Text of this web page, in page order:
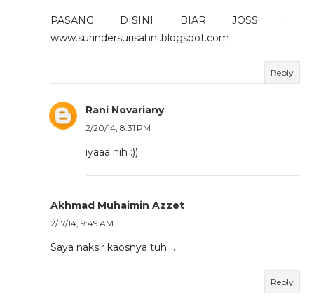
PASANG DISINI BIAR JOSS ;
www.surindersurisahni.blogspot.com
Reply
Rani Novariany
2/20/14, 8:31 PM
iyaaa nih :))
Akhmad Muhaimin Azzet
2/17/14, 9:49 AM
Saya naksir kaosnya tuh....
Reply